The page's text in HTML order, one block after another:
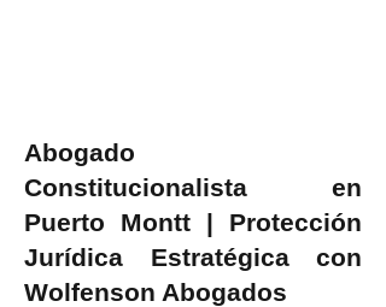
Abogado
Constitucionalista en
Puerto Montt | Protección
Jurídica Estratégica con
Wolfenson Abogados